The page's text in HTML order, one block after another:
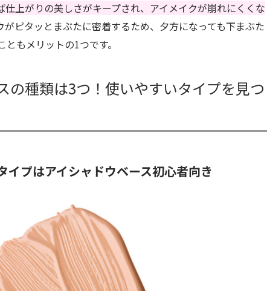
仕上がりの美しさがキープされ、アイメイクが崩れにくくな
がピタッとまぶたに密着するため、夕方になっても下まぶた
もメリットの1つです。
の種類は3つ！使いやすいタイプを見つ
イプはアイシャドウベース初心者向き